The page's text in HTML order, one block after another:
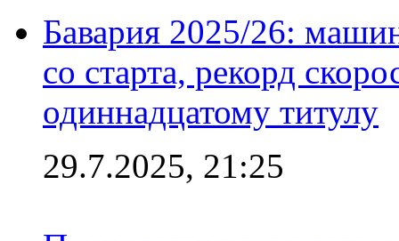
Бавария 2025/26:
со старта, рекорд
одиннадцатому титулу
29.7.2025, 21:25